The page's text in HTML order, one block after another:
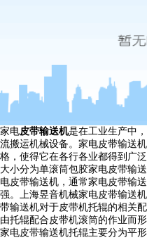
家电皮带输送机是在工业生产中
流搬运机械设备。家电皮带输送
格，使得它在各行各业都得到广
大小分为单滚筒包胶家电皮带输
电皮带输送机，通常家电皮带输
强。上海昱音机械家电皮带输送
带输送机对于皮带机托辊的相关
由托辊配合皮带机滚筒的作业而形
家电皮带输送机托辊主要分为平